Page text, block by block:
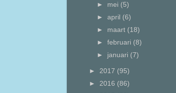
► mei (5)
►april (6)
► maart (18)
►februari (8)
► januari (7)
► 2017 (95)
► 2016 (86)